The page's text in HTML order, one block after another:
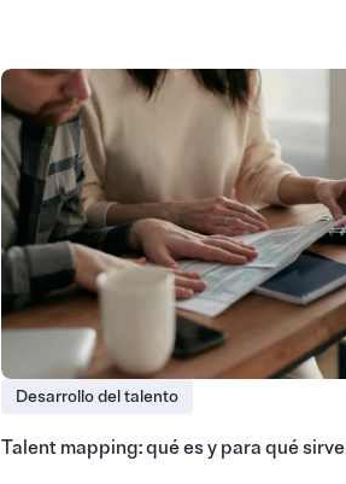
Desarrollo del talento
Talent mapping: qué es y para qué sirve